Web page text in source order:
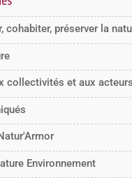
cohabiter, préserver la
collectivités et aux
Environnement